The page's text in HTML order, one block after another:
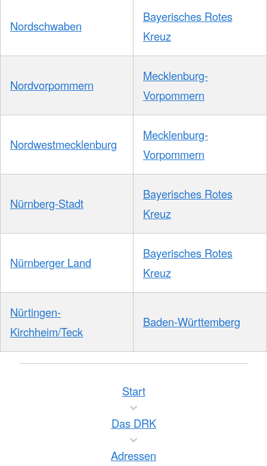
Nordschwaben
Bayerisches Rotes
Kreuz
Nordvorpommern
Mecklenburg-
Vorpommern
Nordwestmecklenburg
Mecklenburg-
Vorpommern
Nürnberg-Stadt
Bayerisches Rotes
Kreuz
Nürnberger Land
Bayerisches Rotes
Kreuz
Nürtingen-
Kirchheim/Teck
Baden-Württemberg
Start
Das DRK
Adressen